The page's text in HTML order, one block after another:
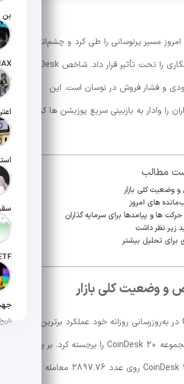
تاریخ
تاریخ
تاریخ
تاریخ
تاریخ
تاریخ
تاریخ
شاخص CoinDesk امروز مسیر پرنوسانی را طی کرد و چشم‌انداز
کوتاه‌مدت بازار رمزنگاری را تحت تأثیر قرار داد. شاخص CoinDesk
و فشار فروش در نوسان است. این
را وادار به بازبینی سریع پوزیشن ها کرده
مطالب
وضعیت کلی بازار
های امروز
حرکت ها و پیامدها برای سرمایه گذاران
زیر نظر داشت
برای تحلیل بیشتر
وضعیت کلی بازار
CoinDesk Indices در به‌روزرسانی روزانه خود عملکرد برترین ها و
عقب‌مانده ها در مجموعه CoinDesk 20 را برجسته کرد. بر پایه
آخرین داده ها، CoinDesk 20 روی عدد 2897.76 معامله